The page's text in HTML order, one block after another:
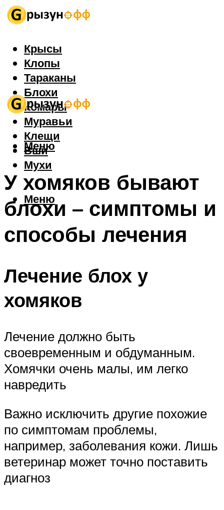
Крысы
Клопы
Тараканы
Блохи
Комары
Муравьи
Клещи
Вши
Мухи
Меню
Меню
У хомяков бывают
блохи – симптомы и
способы лечения
Лечение блох у
хомяков
Лечение должно быть
своевременным и обдуманным.
Хомячки очень малы, им легко
навредить
Важно исключить другие похожие
по симптомам проблемы,
например, заболевания кожи. Лишь
ветеринар может точно поставить
диагноз